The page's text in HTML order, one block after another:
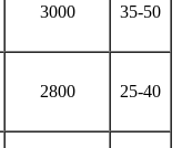
3000 35-50
2800 25-40